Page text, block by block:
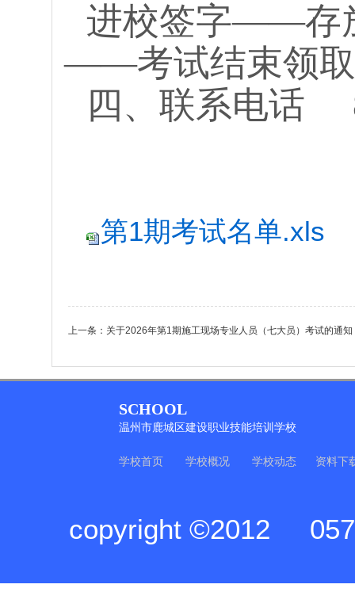
进校签字——存
——考试结束领取
四、联系电话
第1期考试名单.xls
上一条： 关于2026年第1期施工现场专业人员（七大员）考试的通知
SCHOOL
温州市鹿城区建设职业技能培训学校
学校首页 学校概况 学校动态 资料下
copyright ©2012